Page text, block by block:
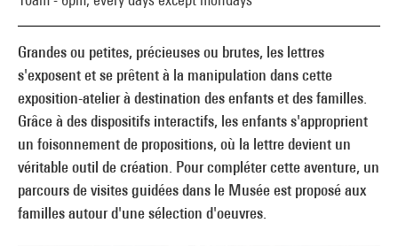
Grandes ou petites, précieuses ou brutes, les lettres
s'exposent et se prêtent à la manipulation dans cette
exposition-atelier à destination des enfants et des familles.
Grâce à des dispositifs interactifs, les enfants s'approprient
un foisonnement de propositions, où la lettre devient un
véritable outil de création. Pour compléter cette aventure, un
parcours de visites guidées dans le Musée est proposé aux
familles autour d'une sélection d'oeuvres.